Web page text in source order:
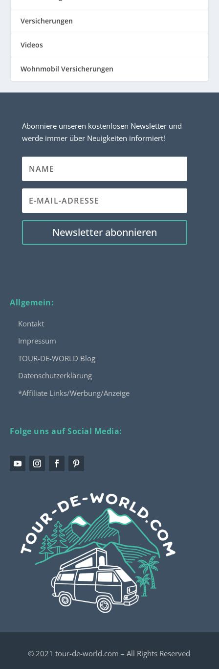
Versicherungen
Videos
Wohnmobil Versicherungen
Abonniere unseren kostenlosen Newsletter und
werde immer über Neuigkeiten informiert!
Newsletter abonnieren
Allgemein:
Kontakt
Impressum
TOUR-DE-WORLD Blog
Datenschutzerklärung
*Affiliate Links/Werbung/Anzeige
Folge uns auf Social Media:
© 2021 tour-de-world.com – All Rights Reserved